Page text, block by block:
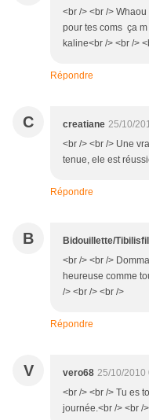
<br /> <br />
pour tes coms ça
kaline<br /> <br />
Répondre
C creatiane 25/10/
<br /> <br /> Une
tenue, ele est
Répondre
B Bidouillette/Tibilisfil
<br /> <br />
heureuse comme
/> <br /> <br />
Répondre
V vero68 25/10/2010
<br /> <br /> Tu es
journée.<br /> <br /